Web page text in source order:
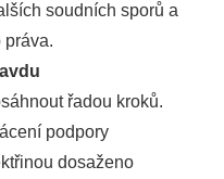
soudních sporů a
práva.
řadou kroků.
podpory
dosaženo